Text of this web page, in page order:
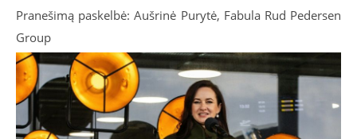
Pranešimą paskelbė: Aušrinė Purytė, Fabula Rud Pedersen
Group